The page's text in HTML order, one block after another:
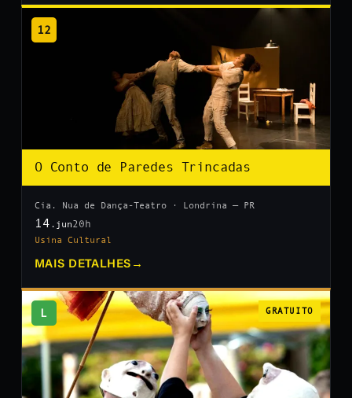
12
O Conto de Paredes Trincadas
Cia. Nua de Dança-Teatro · Londrina — PR
14 .jun20h
Usina Cultural
MAIS DETALHES →
L GRATUITO